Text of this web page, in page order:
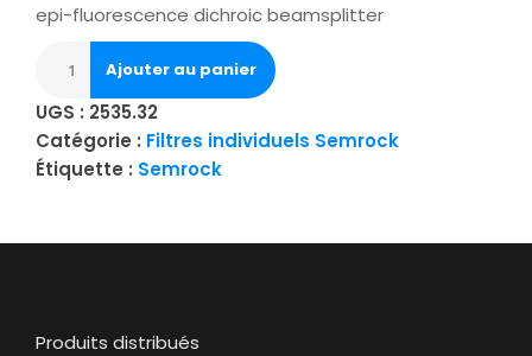
epi-fluorescence dichroic beamsplitter
Ajouter au panier
UGS : 2535.32
Catégorie : Filtres individuels Semrock
Étiquette : Semrock
Produits distribués